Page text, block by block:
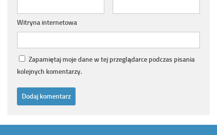
Witryna internetowa
Zapamiętaj moje dane w tej przeglądarce podczas pisania
kolejnych komentarzy.